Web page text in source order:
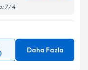
7 / 4
Daha Fazla